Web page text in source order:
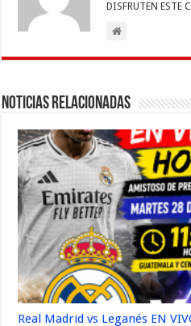
DISFRUTEN ESTE
Noticias Relacionadas
Real Madrid vs Leganés EN